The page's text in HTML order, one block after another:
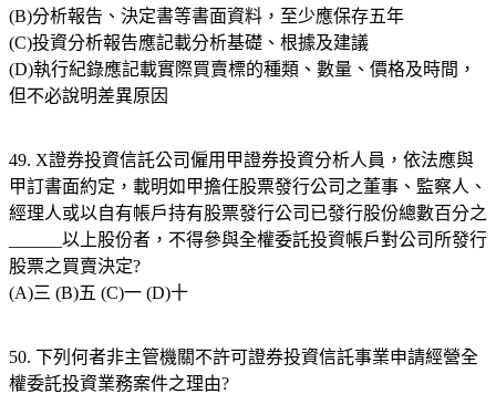
(B)分析報告、決定書等書面資料，至少應保存五年
(C)投資分析報告應記載分析基礎、根據及建議
(D)執行紀錄應記載實際買賣標的種類、數量、價格及時間，
但不必說明差異原因
49. X證券投資信託公司僱用甲證券投資分析人員，依法應與
甲訂書面約定，載明如甲擔任股票發行公司之董事、監察人、
經理人或以自有帳戶持有股票發行公司已發行股份總數百分之
______以上股份者，不得參與全權委託投資帳戶對公司所發行
股票之買賣決定?
(A)三 (B)五 (C)一 (D)十
50. 下列何者非主管機關不許可證券投資信託事業申請經營全
權委託投資業務案件之理由?